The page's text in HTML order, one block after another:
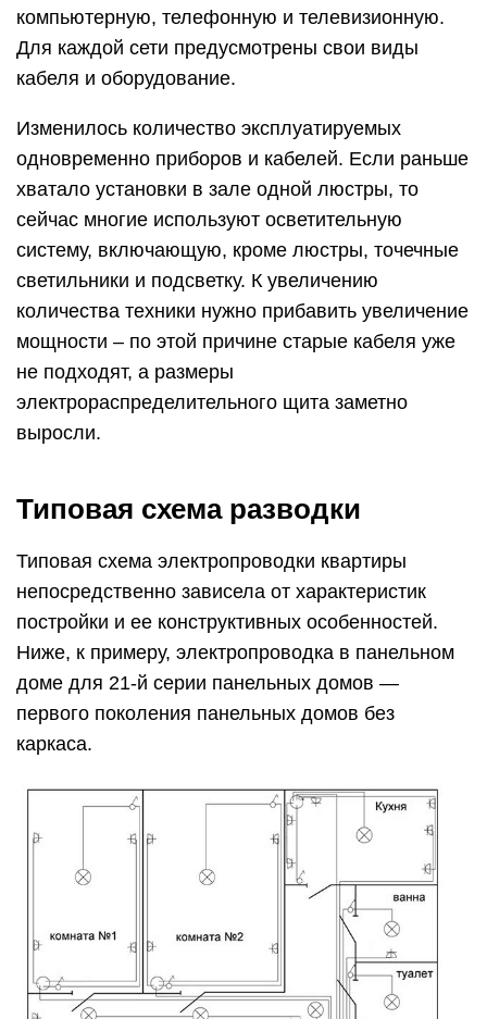
компьютерную, телефонную и телевизионную.
Для каждой сети предусмотрены свои виды
кабеля и оборудование.
Изменилось количество эксплуатируемых
одновременно приборов и кабелей. Если раньше
хватало установки в зале одной люстры, то
сейчас многие используют осветительную
систему, включающую, кроме люстры, точечные
светильники и подсветку. К увеличению
количества техники нужно прибавить увеличение
мощности – по этой причине старые кабеля уже
не подходят, а размеры
электрораспределительного щита заметно
выросли.
Типовая схема разводки
Типовая схема электропроводки квартиры
непосредственно зависела от характеристик
постройки и ее конструктивных особенностей.
Ниже, к примеру, электропроводка в панельном
доме для 21-й серии панельных домов —
первого поколения панельных домов без
каркаса.